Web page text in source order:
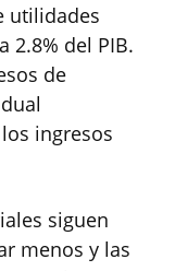
utilidades
2.8% del PIB.
de
ingresos
siguen
menos y las